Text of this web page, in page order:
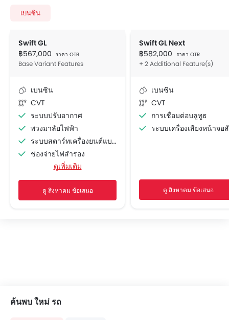
เบนซิน
Swift GL
฿567,000 ราคา OTR
Base Variant Features
เบนซิน
CVT
ระบบปรับอากาศ
พวงมาลัยไฟฟ้า
ระบบสตาร์ทเครื่องยนต์แบบอัจฉริยะ
ช่องจ่ายไฟสำรอง
เบาะนั่งปรับระดับได้
เครื่องเล่น CD
ระบบเครื่องเสียงวิทยุ FM/AM
ที่วางขวดน้ำ
สวิตช์ควบคุมเครื่องเสียงบนพวงมาลัย
ดูเพิ่มเติม
ดู สิงหาคม ข้อเสนอ
Swift GL Next
฿582,000 ราคา OTR
+ 2 Additional Feature(s)
เบนซิน
CVT
การเชื่อมต่อบลูทูธ
ระบบเครื่องเสียงหน้าจอสัมผัส
ดู สิงหาคม ข้อเสนอ
ค้นพบ ใหม่ รถ